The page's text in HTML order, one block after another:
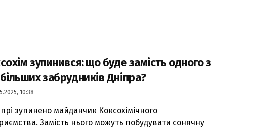
зупинився: що буде замість одного з
забрудників Дніпра?
10:38
зупинено майданчик Коксохімічного
Замість нього можуть побудувати сонячну